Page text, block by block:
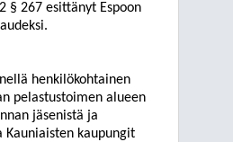
§ 267 esittänytEspoon
henkilökohtainen
pelastustoimen alueen
jäsenistä ja
Kauniaisten kaupungit